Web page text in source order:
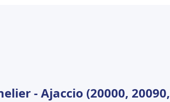
- Ajaccio (20000, 20090,